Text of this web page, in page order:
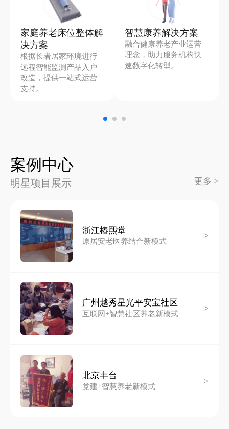
家庭养老床位整体解
决方案
根据长者居家环境进行
远程智能监测产品入户
改造，提供一站式运营
支持。
智慧康养解决方案
融合健康养老产业运营
理念，助力服务机构快
速数字化转型。
案例中心
明星项目展示 更多 >
浙江椿熙堂
原居安老医养结合新模式
>
广州越秀星光平安宝社区
互联网+智慧社区养老新模式
>
北京丰台
党建+智慧养老新模式
>